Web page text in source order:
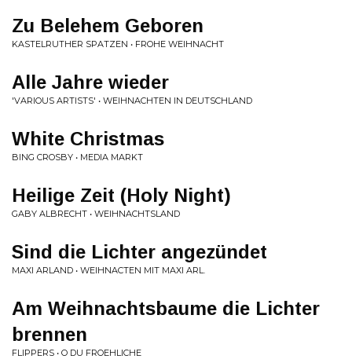
Zu Belehem Geboren
KASTELRUTHER SPATZEN • FROHE WEIHNACHT
Alle Jahre wieder
'VARIOUS ARTISTS' • WEIHNACHTEN IN DEUTSCHLAND
White Christmas
BING CROSBY • MEDIA MARKT
Heilige Zeit (Holy Night)
GABY ALBRECHT • WEIHNACHTSLAND
Sind die Lichter angezündet
MAXI ARLAND • WEIHNACTEN MIT MAXI ARL.
Am Weihnachtsbaume die Lichter
brennen
FLIPPERS • O DU FROEHLICHE